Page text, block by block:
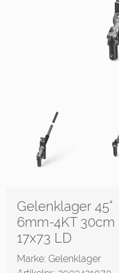
Gelenklager 45°
6mm-4KT 30cm
17x73 LD
Marke: Gelenklager